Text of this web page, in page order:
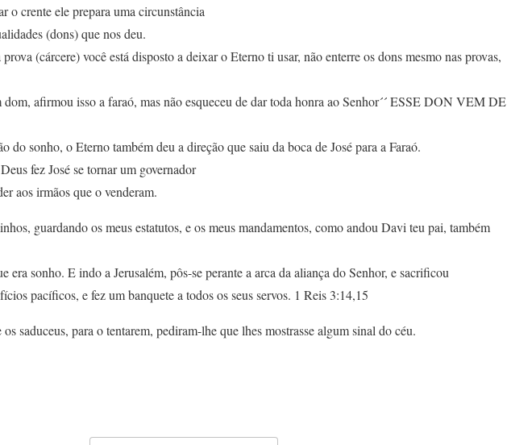
o crente ele prepara uma circunstância
(dons) que nos deu.
(cárcere) você está disposto a deixar o Eterno ti usar, não enterre os dons mesmo nas provas,
dom, afirmou isso a faraó, mas não esqueceu de dar toda honra ao Senhor´´ ESSE DON VEM DE
do sonho, o Eterno também deu a direção que saiu da boca de José para a Faraó.
fez José se tornar um governador
aos irmãos que o venderam.
guardando os meus estatutos, e os meus mandamentos, como andou Davi teu pai, também
era sonho. E indo a Jerusalém, pôs-se perante a arca da aliança do Senhor, e sacrificou
pacíficos, e fez um banquete a todos os seus servos. 1 Reis 3:14,15
saduceus, para o tentarem, pediram-lhe que lhes mostrasse algum sinal do céu.